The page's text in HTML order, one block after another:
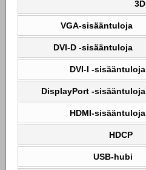
3D
VGA-sisääntuloja
DVI-D -sisääntuloja
DVI-I -sisääntuloja
DisplayPort -sisääntuloja
HDMI-sisääntuloja
HDCP
USB-hubi